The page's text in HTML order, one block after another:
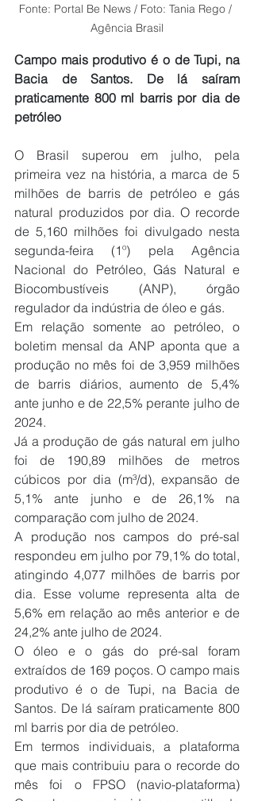
Fonte: Portal Be News / Foto: Tania Rego /
Agência Brasil
Campo mais produtivo é o de Tupi, na
Bacia de Santos. De lá saíram
praticamente 800 ml barris por dia de
petróleo
O Brasil superou em julho, pela
primeira vez na história, a marca de 5
milhões de barris de petróleo e gás
natural produzidos por dia. O recorde
de 5,160 milhões foi divulgado nesta
segunda-feira (1º) pela Agência
Nacional do Petróleo, Gás Natural e
Biocombustíveis (ANP), órgão
regulador da indústria de óleo e gás.
Em relação somente ao petróleo, o
boletim mensal da ANP aponta que a
produção no mês foi de 3,959 milhões
de barris diários, aumento de 5,4%
ante junho e de 22,5% perante julho de
2024.
Já a produção de gás natural em julho
foi de 190,89 milhões de metros
cúbicos por dia (m³/d), expansão de
5,1% ante junho e de 26,1% na
comparação com julho de 2024.
A produção nos campos do pré-sal
respondeu em julho por 79,1% do total,
atingindo 4,077 milhões de barris por
dia. Esse volume representa alta de
5,6% em relação ao mês anterior e de
24,2% ante julho de 2024.
O óleo e o gás do pré-sal foram
extraídos de 169 poços. O campo mais
produtivo é o de Tupi, na Bacia de
Santos. De lá saíram praticamente 800
ml barris por dia de petróleo.
Em termos individuais, a plataforma
que mais contribuiu para o recorde do
mês foi o FPSO (navio-plataforma)